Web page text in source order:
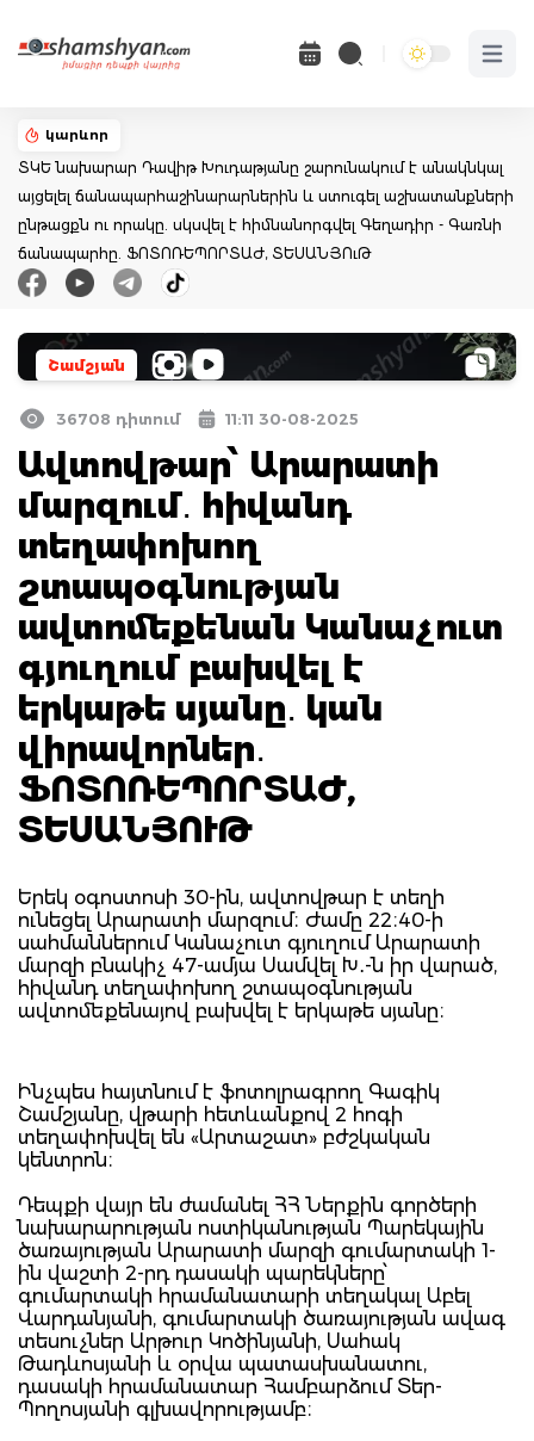
Open
կարևոր
ՏԿԵ նախարար Դավիթ Խուդաթյանը շարունակում է անակնկալ
այցելել ճանապարհաշինարարներին և ստուգել աշխատանքների
ընթացքն ու որակը. սկսվել է հիմնանորգվել Գեղադիր - Գառնի
ճանապարհը. ՖՈՏՈՌԵՊՈՐՏԱԺ, ՏԵՍԱՆՅՈւԹ
Շամշյան
36708 դիտում 11:11 30-08-2025
Ավտովթար՝ Արարատի
մարզում․ հիվանդ
տեղափոխող
շտապօգնության
ավտոմեքենան Կանաչուտ
գյուղում բախվել է
երկաթե սյանը․ կան
վիրավորներ․
ՖՈՏՈՌԵՊՈՐՏԱԺ,
ՏԵՍԱՆՅՈՒԹ
Երեկ օգոստոսի 30-ին, ավտովթար է տեղի
ունեցել Արարատի մարզում։ Ժամը 22։40-ի
սահմաններում Կանաչուտ գյուղում Արարատի
մարզի բնակիչ 47-ամյա Սամվել Խ․-ն իր վարած,
հիվանդ տեղափոխող շտապօգնության
ավտոմեքենայով բախվել է երկաթե սյանը։
Ինչպես հայտնում է ֆոտոլրագրող Գագիկ
Շամշյանը, վթարի հետևանքով 2 հոգի
տեղափոխվել են «Արտաշատ» բժշկական
կենտրոն։
Դեպքի վայր են ժամանել ՀՀ Ներքին գործերի
նախարարության ոստիկանության Պարեկային
ծառայության Արարատի մարզի գումարտակի 1-
ին վաշտի 2-րդ դասակի պարեկները՝
գումարտակի հրամանատարի տեղակալ Աբել
Վարդանյանի, գումարտակի ծառայության ավագ
տեսուչներ Արթուր Կոծինյանի, Սահակ
Թադևոսյանի և օրվա պատասխանատու,
դասակի հրամանատար Համբարձում Տեր-
Պողոսյանի գլխավորությամբ։